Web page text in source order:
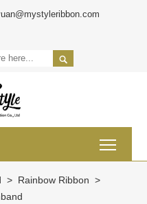

> Rainbow Ribbon >